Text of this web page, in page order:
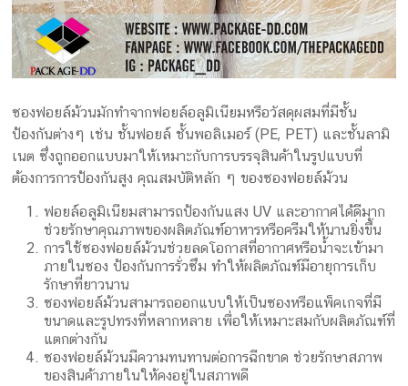
ซองฟอยล์ม้วนมักทำจากฟอยล์อลูมิเนียมหรือวัสดุผสมที่มีชั้น
ป้องกันต่างๆ เช่น ชั้นฟอยล์ ชั้นพอลิเมอร์ (PE, PET) และชั้นลามิ
เนต ซึ่งถูกออกแบบมาให้เหมาะกับการบรรจุสินค้าในรูปแบบที่
ต้องการการป้องกันสูง คุณสมบัติหลัก ๆ ของซองฟอยล์ม้วน
ฟอยล์อลูมิเนียมสามารถป้องกันแสง UV และอากาศได้ดีมาก
ช่วยรักษาคุณภาพของผลิตภัณฑ์อาหารหรือครีมให้นานยิ่งขึ้น
การใช้ซองฟอยล์ม้วนช่วยลดโอกาสที่อากาศหรือน้ำจะเข้ามา
ภายในซอง ป้องกันการรั่วซึม ทำให้ผลิตภัณฑ์มีอายุการเก็บ
รักษาที่ยาวนาน
ซองฟอยล์ม้วนสามารถออกแบบให้เป็นซองหรือแพ็คเกจที่มี
ขนาดและรูปทรงที่หลากหลาย เพื่อให้เหมาะสมกับผลิตภัณฑ์ที่
แตกต่างกัน
ซองฟอยล์ม้วนมีความทนทานต่อการฉีกขาด ช่วยรักษาสภาพ
ของสินค้าภายในให้คงอยู่ในสภาพดี